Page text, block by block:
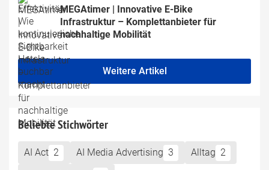
MEGAtimer | Innovative E-Bike
Infrastruktur – Komplettanbieter für
nachhaltige Mobilität
Weitere Artikel
Beliebte Stichwörter
AI Act 2 AI Media Advertising 3 Alltag 2